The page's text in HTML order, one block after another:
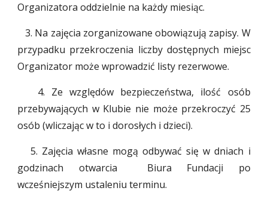
Organizatora oddzielnie na każdy miesiąc.
3. Na zajęcia zorganizowane obowiązują zapisy. W
przypadku przekroczenia liczby dostępnych miejsc
Organizator może wprowadzić listy rezerwowe.
4. Ze względów bezpieczeństwa, ilość osób
przebywających w Klubie nie może przekroczyć 25
osób (wliczając w to i dorosłych i dzieci).
5. Zajęcia własne mogą odbywać się w dniach i
godzinach otwarcia Biura Fundacji po
wcześniejszym ustaleniu terminu.